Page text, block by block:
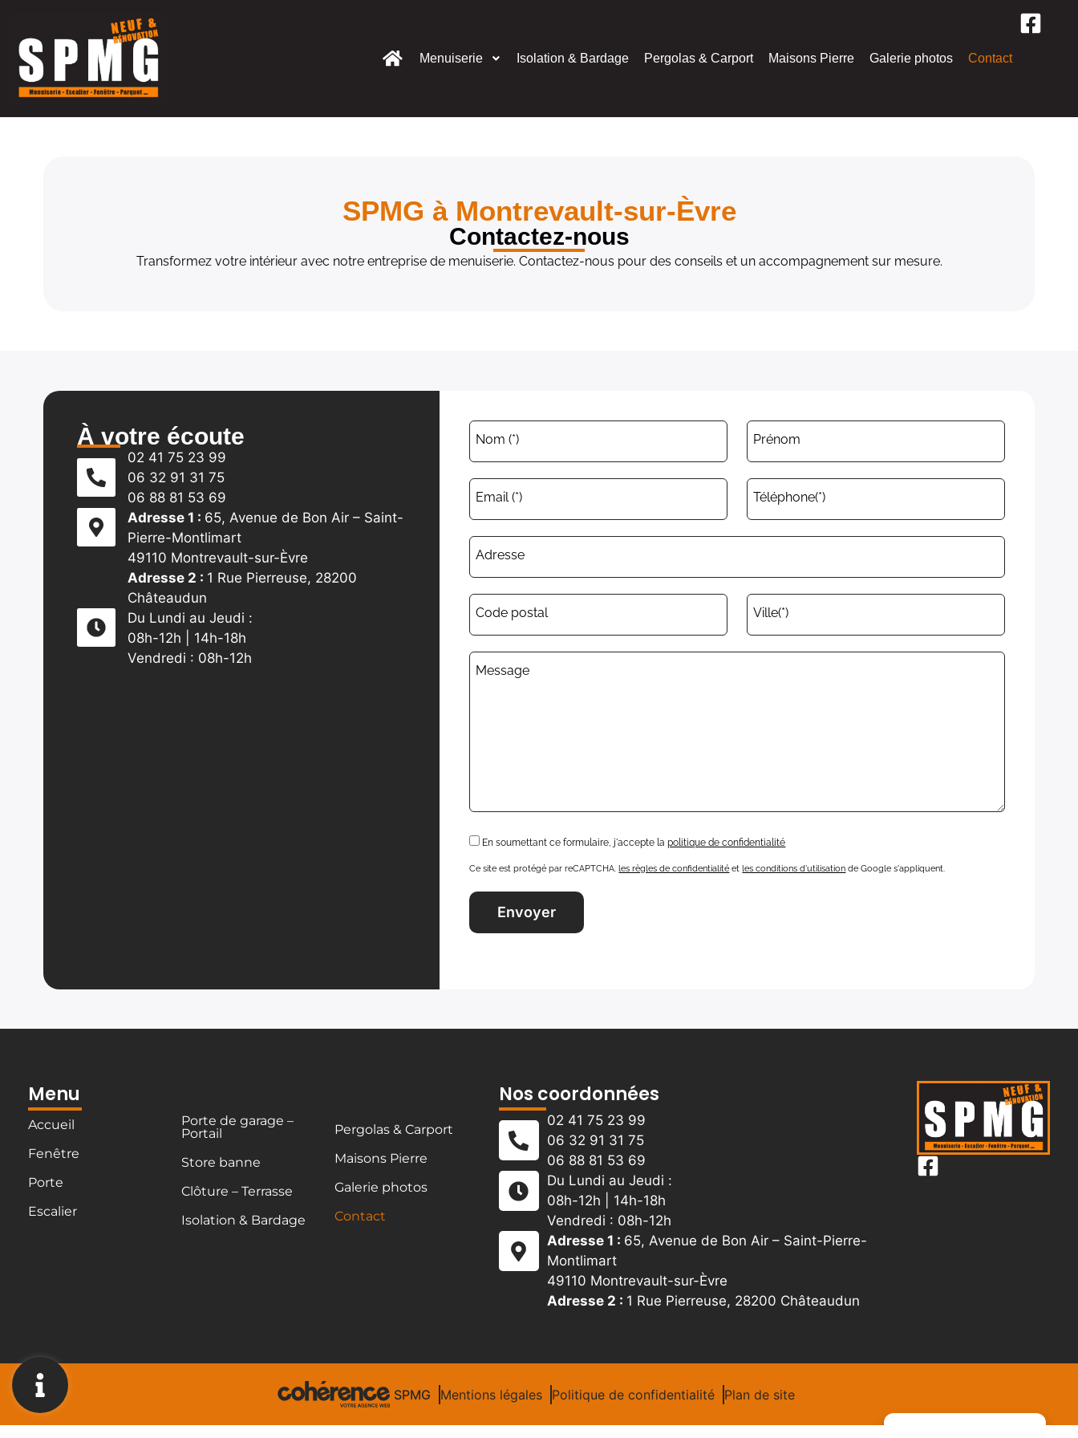
Menuiserie Isolation & Bardage Pergolas & Carport Maisons Pierre Galerie photos Contact
SPMG à Montrevault-sur-Èvre
Contactez-nous
Transformez votre intérieur avec notre entreprise de menuiserie. Contactez-nous pour des conseils et un accompagnement sur mesure.
À votre écoute
02 41 75 23 99
06 32 91 31 75
06 88 81 53 69
Adresse 1 : 65, Avenue de Bon Air – Saint-
Pierre-Montlimart
49110 Montrevault-sur-Èvre
Adresse 2 : 1 Rue Pierreuse, 28200
Châteaudun
Du Lundi au Jeudi :
08h-12h | 14h-18h
Vendredi : 08h-12h
Nom (*) Prénom
Email (*) Téléphone(*)
Adresse
Code postal Ville(*)
Message
En soumettant ce formulaire, j'accepte lapolitique de confidentialité
Ce site est protégé par reCAPTCHA.les règles de confidentialité etles conditions d'utilisation de Google s'appliquent.
Menu
Accueil
Fenêtre
Porte
Escalier
Porte de garage –
Portail
Store banne
Clôture – Terrasse
Isolation & Bardage
Pergolas & Carport
Maisons Pierre
Galerie photos
Contact
Nos coordonnées
02 41 75 23 99
06 32 91 31 75
06 88 81 53 69
Du Lundi au Jeudi :
08h-12h | 14h-18h
Vendredi : 08h-12h
Adresse 1 : 65, Avenue de Bon Air – Saint-Pierre-
Montlimart
49110 Montrevault-sur-Èvre
Adresse 2 : 1 Rue Pierreuse, 28200 Châteaudun
SPMG Mentions légales Politique de confidentialité Plan de site